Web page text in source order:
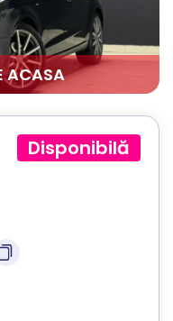
ACASA
Disponibilă